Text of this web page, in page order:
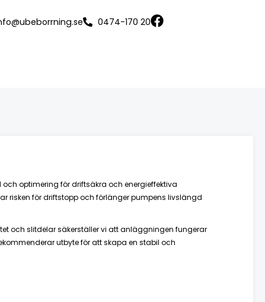
0474-170 20
optimering för driftsäkra och energieffektiva
risken för driftstopp och förlänger pumpens livslängd
och slitdelar säkerställer vi att anläggningen fungerar
utbyte för att skapa en stabil och